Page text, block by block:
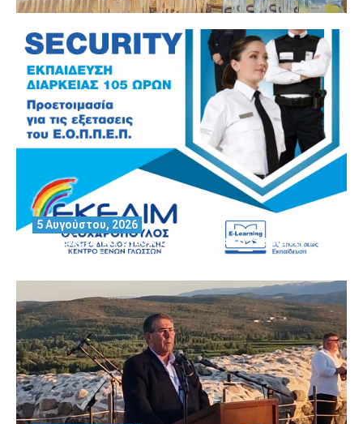
Θέλεις να αποκτήσεις άδεια Security?
5 Αυγούστου, 2026